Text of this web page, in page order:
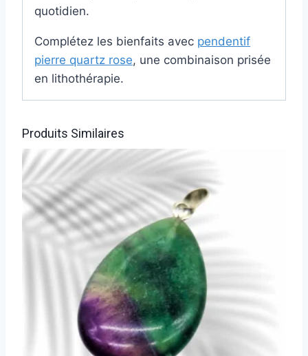
quotidien.
Complétez les bienfaits avec pendentif
pierre quartz rose, une combinaison prisée
en lithothérapie.
Produits Similaires